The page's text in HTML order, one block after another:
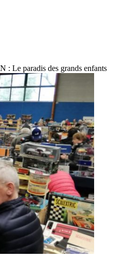
Le paradis des grands enfants